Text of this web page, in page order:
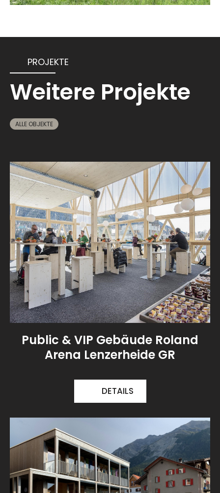
PROJEKTE
Weitere Projekte
ALLE OBJEKTE
Public & VIP Gebäude Roland
Arena Lenzerheide GR
DETAILS